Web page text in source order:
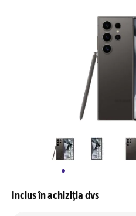
Inclus în achiziția dvs